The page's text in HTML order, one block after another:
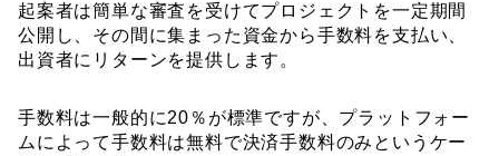
起案者は簡単な審査を受けてプロジェクトを一定期間
公開し、その間に集まった資金から手数料を支払い、
出資者にリターンを提供します。
手数料は一般的に20％が標準ですが、プラットフォー
ムによって手数料は無料で決済手数料のみというケー